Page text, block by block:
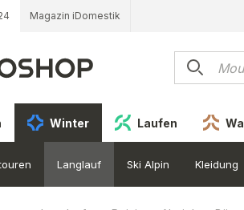
Magazin iDomestik
Winter Laufen
Langlauf Ski Alpin Kleidung